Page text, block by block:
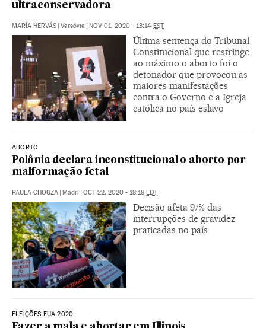
ultraconservadora
MARÍA HERVÁS | Varsóvia | NOV 01, 2020 - 13:14 EST
Última sentença do Tribunal
Constitucional que restringe
ao máximo o aborto foi o
detonador que provocou as
maiores manifestações
contra o Governo e a Igreja
católica no país eslavo
ABORTO
Polônia declara inconstitucional o aborto por
malformação fetal
PAULA CHOUZA | Madri | OCT 22, 2020 - 18:18 EDT
Decisão afeta 97% das
interrupções de gravidez
praticadas no país
ELEIÇÕES EUA 2020